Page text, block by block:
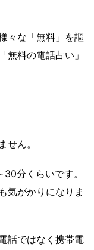
々な「無料」を謳
無料の電話占い」
せん。
分くらいです。
気がかりになりま
話ではなく携帯電